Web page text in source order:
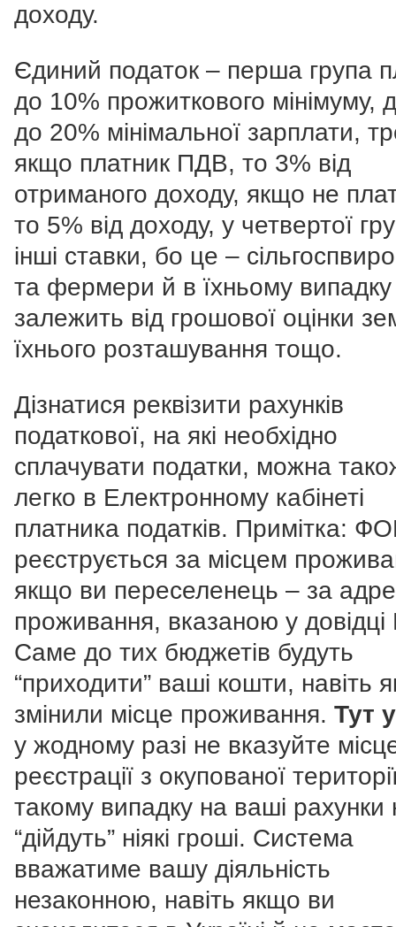
доходу.
Єдиний податок – перша група
до 10% прожиткового мінімуму,
до 20% мінімальної зарплати,
якщо платник ПДВ, то 3% від
отриманого доходу, якщо не
то 5% від доходу, у четвертої
інші ставки, бо це –
та фермери й в їхньому
залежить від грошової оцінки
їхнього розташування тощо.
Дізнатися реквізити рахунків
податкової, на які необхідно
сплачувати податки, можна
легко в Електронному кабінеті
платника податків. Примітка:
реєструється за місцем
якщо ви переселенець – за
проживання, вказаною у
Саме до тих бюджетів будуть
“приходити” ваші кошти, навіть
змінили місце проживання. Тут
у жодному разі не вказуйте
реєстрації з окупованої
такому випадку на ваші рахунки
“дійдуть” ніякі гроші. Система
вважатиме вашу діяльність
незаконною, навіть якщо ви